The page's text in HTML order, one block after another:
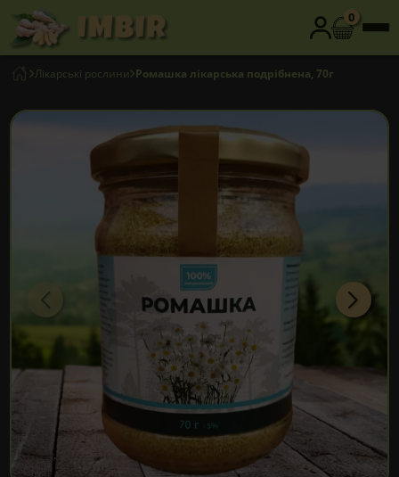
0
Лікарські рослини Ромашка лікарська подрібнена, 70г